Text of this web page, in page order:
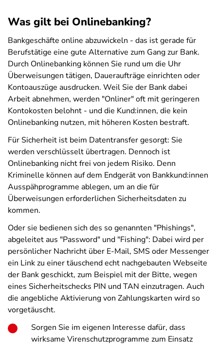
Was gilt bei Onlinebanking?
Bankgeschäfte online abzuwickeln - das ist gerade für
Berufstätige eine gute Alternative zum Gang zur Bank.
Durch Onlinebanking können Sie rund um die Uhr
Überweisungen tätigen, Daueraufträge einrichten oder
Kontoauszüge ausdrucken. Weil Sie der Bank dabei
Arbeit abnehmen, werden "Onliner" oft mit geringeren
Kontokosten belohnt - und die Kund:innen, die kein
Onlinebanking nutzen, mit höheren Kosten bestraft.
Für Sicherheit ist beim Datentransfer gesorgt: Sie
werden verschlüsselt übertragen. Dennoch ist
Onlinebanking nicht frei von jedem Risiko. Denn
Kriminelle können auf dem Endgerät von Bankkund:innen
Ausspähprogramme ablegen, um an die für
Überweisungen erforderlichen Sicherheitsdaten zu
kommen.
Oder sie bedienen sich des so genannten "Phishings",
abgeleitet aus "Password" und "Fishing": Dabei wird per
persönlicher Nachricht über E-Mail, SMS oder Messenger
ein Link zu einer täuschend echt nachgebauten Webseite
der Bank geschickt, zum Beispiel mit der Bitte, wegen
eines Sicherheitschecks PIN und TAN einzutragen. Auch
die angebliche Aktivierung von Zahlungskarten wird so
vorgetäuscht.
Sorgen Sie im eigenen Interesse dafür, dass
wirksame Virenschutzprogramme zum Einsatz